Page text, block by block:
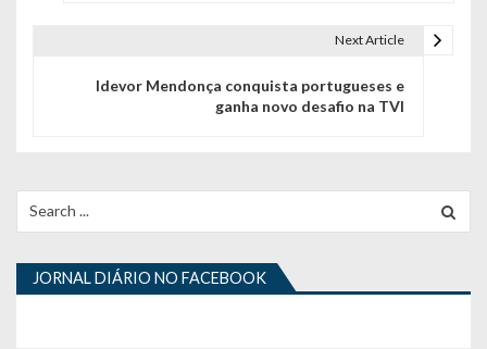
ã
o
d
Next Article
Idevor Mendonça conquista portugueses e
ganha novo desafio na TVI
for:
JORNAL DIÁRIO NO FACEBOOK